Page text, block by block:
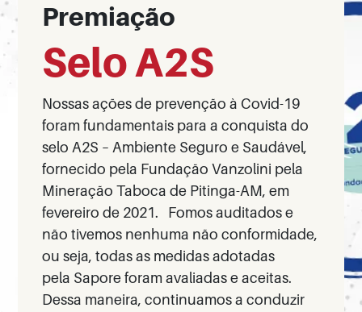
Premiação
Selo A2S
Nossas ações de prevenção à Covid-19
foram fundamentais para a conquista do
selo A2S – Ambiente Seguro e Saudável,
fornecido pela Fundação Vanzolini pela
Mineração Taboca de Pitinga-AM, em
fevereiro de 2021.
Fomos auditados e
não tivemos nenhuma não conformidade,
ou seja, todas as medidas adotadas
pela Sapore foram avaliadas e aceitas.
Dessa maneira, continuamos a conduzir